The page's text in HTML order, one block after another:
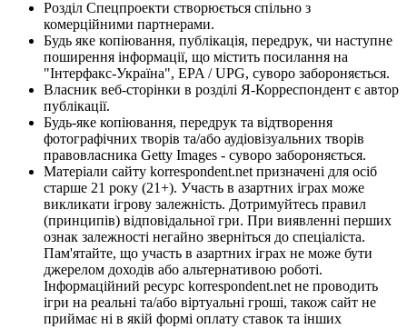
Розділ Спецпроекти створюється спільно з
комерційними партнерами.
Будь яке копіювання, публікація, передрук, чи наступне
поширення інформації, що містить посилання на
"Інтерфакс-Україна", EPA / UPG, суворо забороняється.
Власник веб-сторінки в розділі Я-Корреспондент є автор
публікації.
Будь-яке копіювання, передрук та відтворення
фотографічних творів та/або аудіовізуальних творів
правовласника Getty Images - суворо забороняється.
Матеріали сайту korrespondent.net призначені для осіб
старше 21 року (21+). Участь в азартних іграх може
викликати ігрову залежність. Дотримуйтесь правил
(принципів) відповідальної гри. При виявленні перших
ознак залежності негайно зверніться до спеціаліста.
Пам'ятайте, що участь в азартних іграх не може бути
джерелом доходів або альтернативою роботі.
Інформаційний ресурс korrespondent.net не проводить
ігри на реальні та/або віртуальні гроші, також сайт не
приймає ні в якій формі оплату ставок та інших